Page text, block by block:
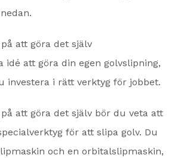
att göra det själv
idé att göra din egen golvslipning,
investera i rätt verktyg för jobbet.
att göra det själv bör du veta att
för att slipa golv. Du
och en orbitalslipmaskin,